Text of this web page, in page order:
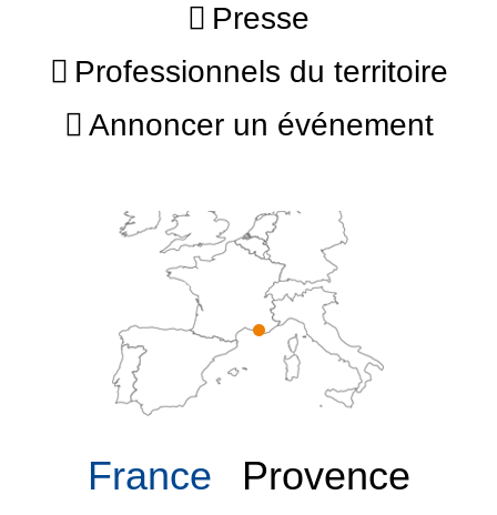
Presse
Professionnels du territoire
Annoncer un événement
France Provence